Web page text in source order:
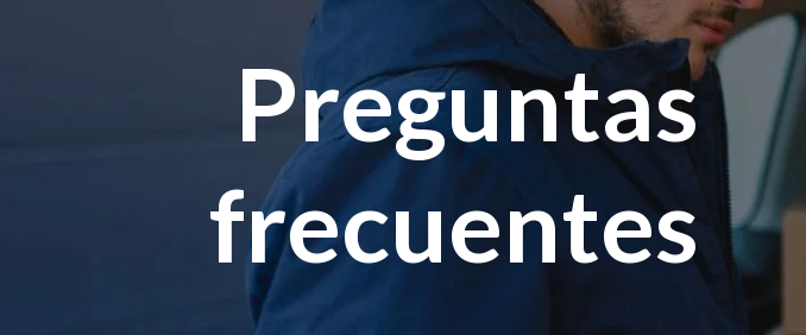
Preguntas
frecuentes